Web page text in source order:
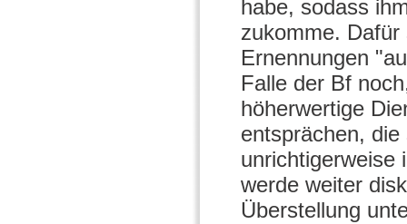
habe, sodass
zukomme.
Ernennungen
Falle der Bf
höherwertige
entsprächen,
unrichtigerweise
werde weiter
Überstellung